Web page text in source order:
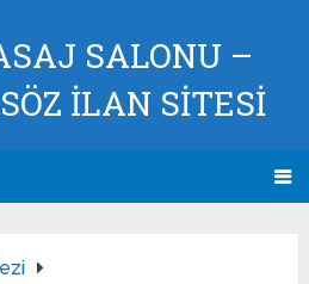
SALONU –
İLAN SİTESİ